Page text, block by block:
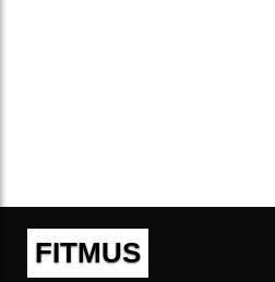
FITMUS